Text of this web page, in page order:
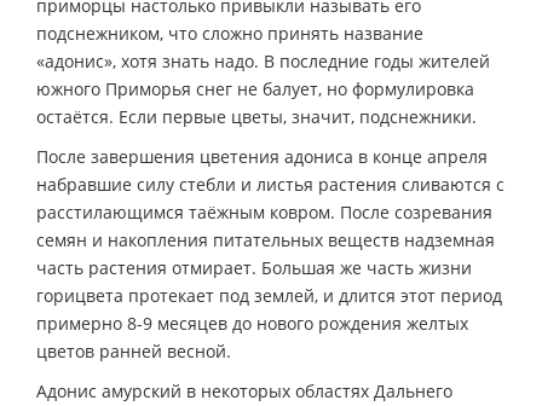
приморцы настолько привыкли называть его
подснежником, что сложно принять название
«адонис», хотя знать надо. В последние годы жителей
южного Приморья снег не балует, но формулировка
остаётся. Если первые цветы, значит, подснежники.
После завершения цветения адониса в конце апреля
набравшие силу стебли и листья растения сливаются с
расстилающимся таёжным ковром. После созревания
семян и накопления питательных веществ надземная
часть растения отмирает. Большая же часть жизни
горицвета протекает под землей, и длится этот период
примерно 8-9 месяцев до нового рождения желтых
цветов ранней весной.
Адонис амурский в некоторых областях Дальнего